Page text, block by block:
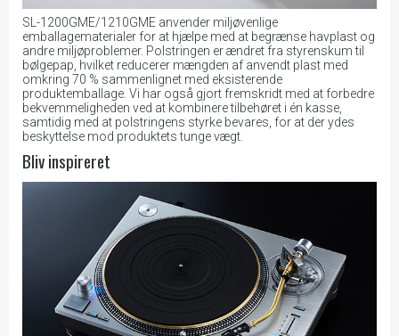
SL-1200GME/1210GME anvender miljøvenlige
emballagematerialer for at hjælpe med at begrænse havplast og
andre miljøproblemer. Polstringen er ændret fra styrenskum til
bølgepap, hvilket reducerer mængden af anvendt plast med
omkring 70 % sammenlignet med eksisterende
produktemballage. Vi har også gjort fremskridt med at forbedre
bekvemmeligheden ved at kombinere tilbehøret i én kasse,
samtidig med at polstringens styrke bevares, for at der ydes
beskyttelse mod produktets tunge vægt.
Bliv inspireret